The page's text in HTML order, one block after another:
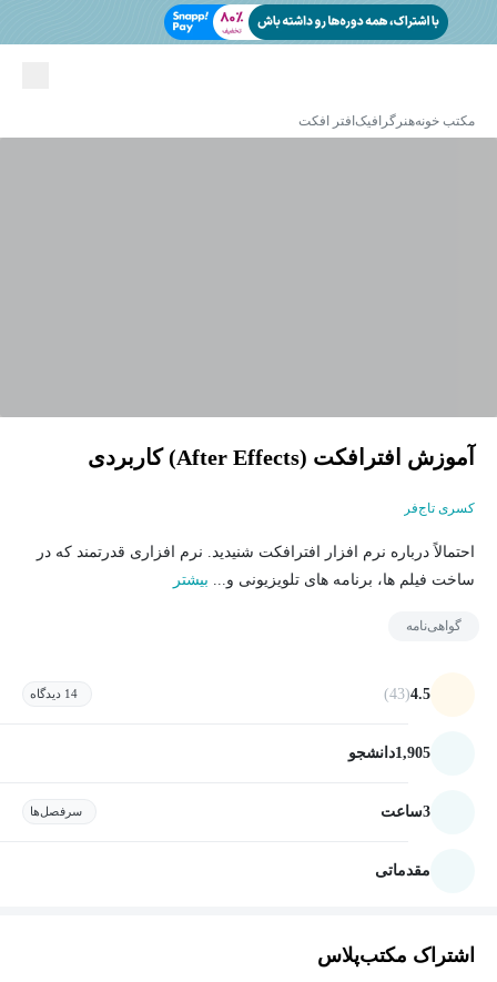
مکتب خونههنر گرافیک افتر افکت
آموزش افترافکت (After Effects) کاربردی
کسری تاج‌فر
احتمالاً درباره نرم افزار افترافکت شنیدید. نرم افزاری قدرتمند که در
ساخت فیلم ها، برنامه های تلویزیونی و... بیشتر
گواهی‌نامه
4.5
(43) 14 دیدگاه
1,905دانشجو
3ساعت سرفصل‌ها
مقدماتی
اشتراک مکتب‌پلاس